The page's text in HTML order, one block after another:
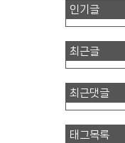
인기글
최근글
최근댓글
태그목록